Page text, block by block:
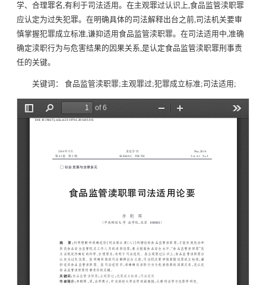
学、合理罪名 有利于司法适用。在主观罪过认识上 食品监管渎职罪
应认定为过失犯罪。在明确具体的司法解释出台之前 司法机关要审
慎掌握犯罪成立标准 谦抑适用食品监管渎职罪。在司法适用中 准确
确定渎职行为与危害结果的因果关系 是认定食品监管渎职罪刑事责
任的关键。
关键词： 食品监管渎职罪;主观罪过;犯罪成立标准;司法适用 ;